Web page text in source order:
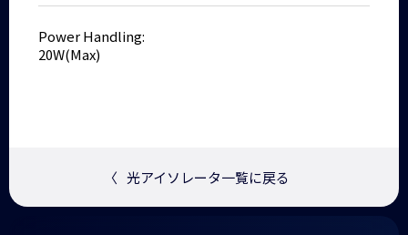
Power Handling:
20W(Max)
〈 光アイソレータ一覧に戻る